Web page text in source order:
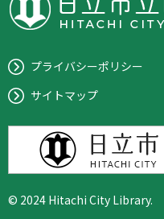
プライバシーポリシー
サイトマップ
© 2024 Hitachi City Library.